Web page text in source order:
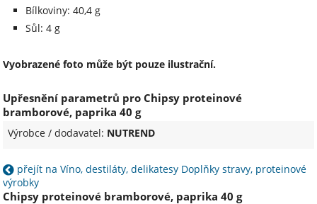
Bílkoviny:40,4 g
Sůl: 4 g
Vyobrazené foto může být pouze ilustrační.
Upřesnění parametrů pro Chipsy proteinové
bramborové, paprika 40 g
Výrobce / dodavatel: NUTREND
přejít na Víno, destiláty, delikatesy Doplňky stravy, proteinové
výrobky
Chipsy proteinové bramborové, paprika 40 g